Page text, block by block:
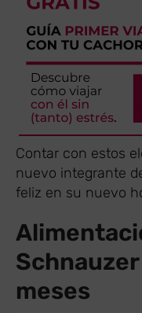
Contar con estos
nuevo integrante
feliz en su nuevo
meses